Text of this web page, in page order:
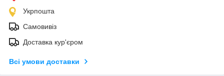
Укрпошта
Самовивіз
Доставка кур'єром
Всі умови доставки